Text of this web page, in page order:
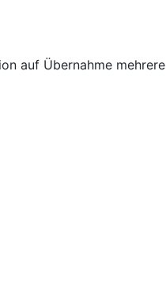
auf Übernahme mehrere